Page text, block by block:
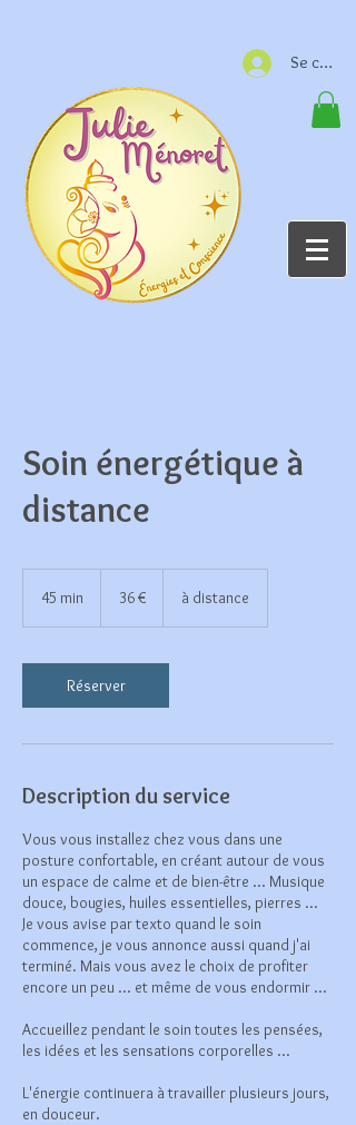
Se
Soin énergétique à
distance
45 min
i
n
36 € à distance
Réserver
Description du service
Vous vous installez chez vous dans une
posture confortable, en créant autour de vous
un espace de calme et de bien-être ... Musique
douce, bougies, huiles essentielles, pierres ...
Je vous avise par texto quand le soin
commence, je vous annonce aussi quand j'ai
terminé. Mais vous avez le choix de profiter
encore un peu ... et même de vous endormir ...
Accueillez pendant le soin toutes les pensées,
les idées et les sensations corporelles ...
L'énergie continuera à travailler plusieurs jours,
en douceur.